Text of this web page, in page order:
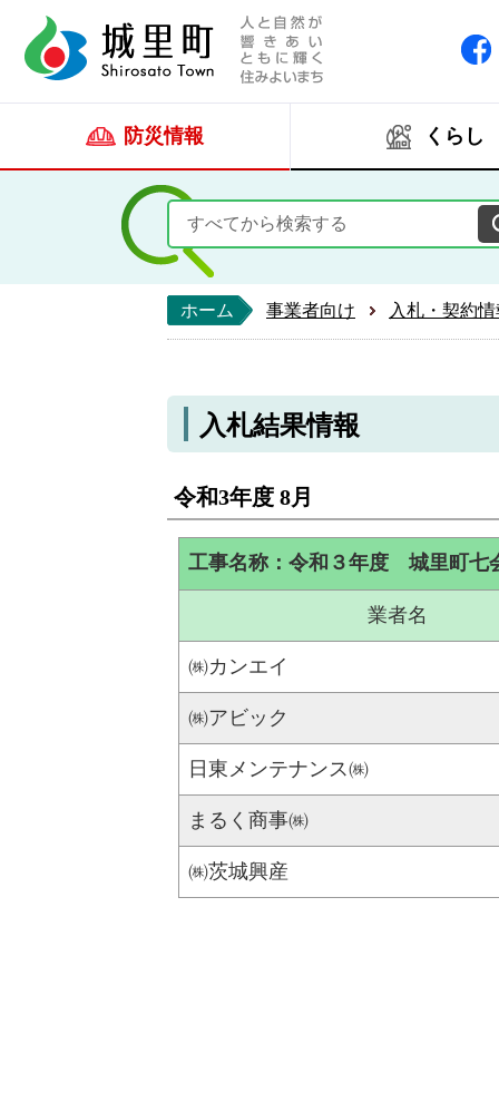
防災情報 くらし
ホーム 事業者向け 入札・契約
入札結果情報
令和3年度 8月
工事名称：令和３年度 城里町七
業者名
㈱カンエイ
㈱アビック
日東メンテナンス㈱
まるく商事㈱
㈱茨城興産